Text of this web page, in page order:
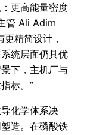
更高能量密度
管 Ali Adim
精简设计，
统层面仍具优
下，主机厂与
标。”
化学体系决
造。在磷酸铁